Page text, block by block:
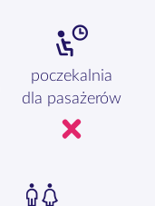
poczekalnia
dla pasażerów